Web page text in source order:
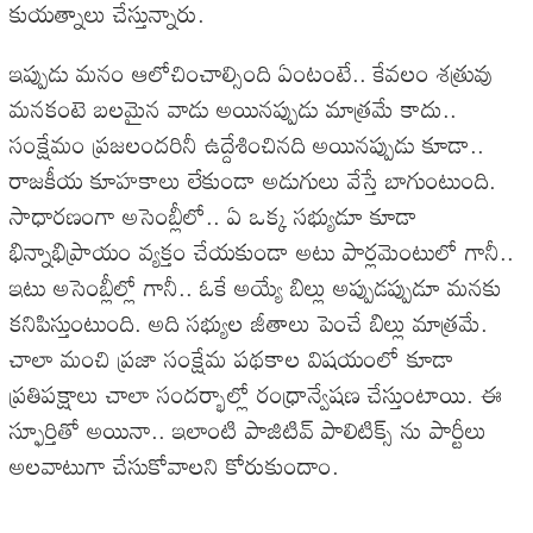
కుయత్నాలు చేస్తున్నారు.
ఇప్పుడు మనం ఆలోచించాల్సింది ఏంటంటే.. కేవలం శత్రువు
మనకంటె బలమైన వాడు అయినప్పుడు మాత్రమే కాదు..
సంక్షేమం ప్రజలందరినీ ఉద్దేశించినది అయినప్పుడు కూడా..
రాజకీయ కూహకాలు లేకుండా అడుగులు వేస్తే బాగుంటుంది.
సాధారణంగా అసెంబ్లీలో.. ఏ ఒక్క సభ్యుడూ కూడా
భిన్నాభిప్రాయం వ్యక్తం చేయకుండా అటు పార్లమెంటులో గానీ..
ఇటు అసెంబ్లీల్లో గానీ.. ఓకే అయ్యే బిల్లు అప్పుడప్పుడూ మనకు
కనిపిస్తుంటుంది. అది సభ్యుల జీతాలు పెంచే బిల్లు మాత్రమే.
చాలా మంచి ప్రజా సంక్షేమ పథకాల విషయంలో కూడా
ప్రతిపక్షాలు చాలా సందర్భాల్లో రంధ్రాన్వేషణ చేస్తుంటాయి. ఈ
స్ఫూర్తితో అయినా.. ఇలాంటి పాజిటివ్ పాలిటిక్స్ ను పార్టీలు
అలవాటుగా చేసుకోవాలని కోరుకుందాం.